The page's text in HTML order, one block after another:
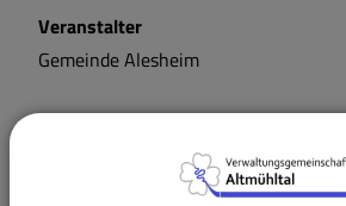
Veranstalter
Gemeinde Alesheim